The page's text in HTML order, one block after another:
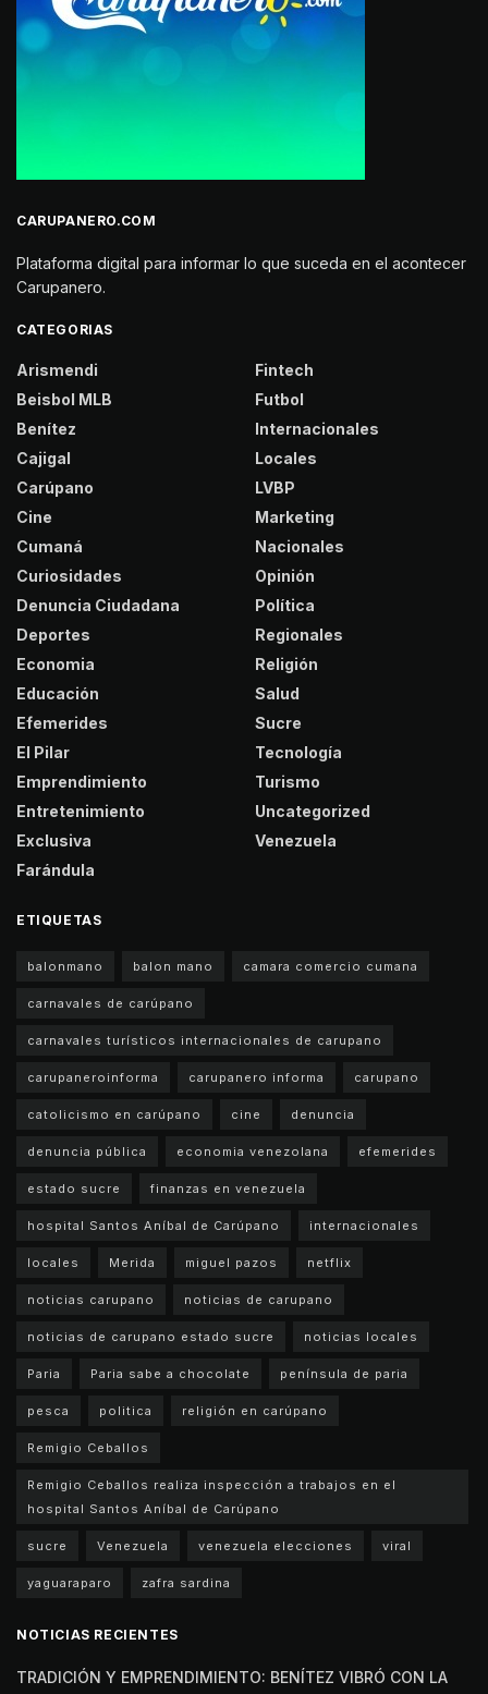
CARUPANERO.COM
Plataforma digital para informar lo que suceda en el acontecer
Carupanero.
CATEGORIAS
Arismendi
Beisbol MLB
Benítez
Cajigal
Carúpano
Cine
Cumaná
Curiosidades
Denuncia Ciudadana
Deportes
Economia
Educación
Efemerides
El Pilar
Emprendimiento
Entretenimiento
Exclusiva
Farándula
Fintech
Futbol
Internacionales
Locales
LVBP
Marketing
Nacionales
Opinión
Política
Regionales
Religión
Salud
Sucre
Tecnología
Turismo
Uncategorized
Venezuela
ETIQUETAS
balonmano balon mano camara comercio cumana
carnavales de carúpano
carnavales turísticos internacionales de carupano
carupaneroinforma carupanero informa carupano
catolicismo en carúpano cine denuncia
denuncia pública economia venezolana efemerides
estado sucre finanzas en venezuela
hospital Santos Aníbal de Carúpano internacionales
locales Merida miguel pazos netflix
noticias carupano noticias de carupano
noticias de carupano estado sucre noticias locales
Paria Paria sabe a chocolate península de paria
pesca politica religión en carúpano
Remigio Ceballos
Remigio Ceballos realiza inspección a trabajos en el
hospital Santos Aníbal de Carúpano
sucre Venezuela venezuela elecciones viral
yaguaraparo zafra sardina
NOTICIAS RECIENTES
TRADICIÓN Y EMPRENDIMIENTO: BENÍTEZ VIBRÓ CON LA